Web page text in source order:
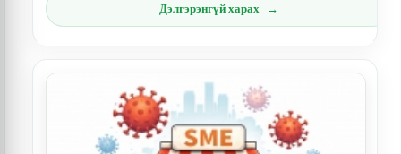
Дэлгэрэнгүй харах